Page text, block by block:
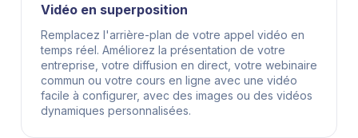
Vidéo en superposition
Remplacez l'arrière-plan de votre appel vidéo en
temps réel. Améliorez la présentation de votre
entreprise, votre diffusion en direct, votre webinaire
commun ou votre cours en ligne avec une vidéo
facile à configurer, avec des images ou des vidéos
dynamiques personnalisées.